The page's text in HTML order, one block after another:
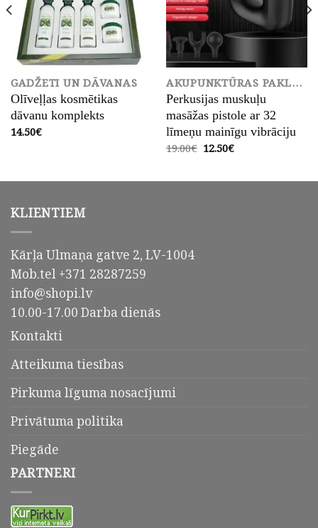
GADŽETI UN DĀVANAS
Olīveļļas kosmētikas
dāvanu komplekts
14.50€
AKUPUNKTŪRAS PAKLĀJS
Perkusijas muskuļu
masāžas pistole ar 32
līmeņu mainīgu vibrāciju
19.00€ Original
price
12.50€Current
price
KLIENTIEM
Kārļa Ulmaņa gatve 2, LV-1004
Mob.tel +371 28287259
info@shopi.lv
10.00-17.00 Darba dienās
Kontakti
Atteikuma tiesības
Pirkuma līguma nosacījumi
Privātuma politika
Piegāde
PARTNERI